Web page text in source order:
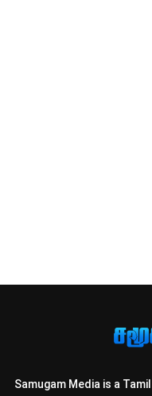
Samugam Media is a